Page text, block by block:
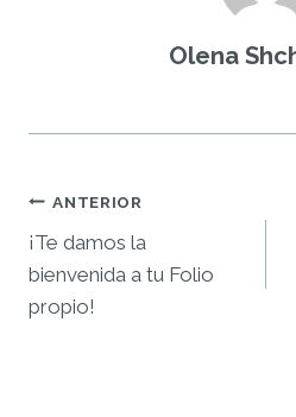
Olena
Navegación
de
entradas
ANTERIOR
¡Te damos la
bienvenida a tu Folio
propio!